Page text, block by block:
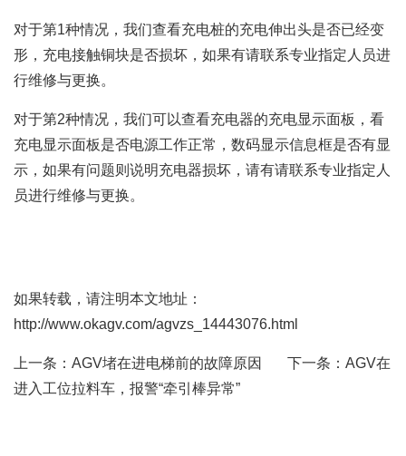
对于第1种情况，我们查看充电桩的充电伸出头是否已经变
形，充电接触铜块是否损坏，如果有请联系专业指定人员进
行维修与更换。
对于第2种情况，我们可以查看充电器的充电显示面板，看
充电显示面板是否电源工作正常，数码显示信息框是否有显
示，如果有问题则说明充电器损坏，请有请联系专业指定人
员进行维修与更换。
如果转载，请注明本文地址：
http://www.okagv.com/agvzs_14443076.html
上一条： AGV堵在进电梯前的故障原因 下一条： AGV在
进入工位拉料车，报警“牵引棒异常”